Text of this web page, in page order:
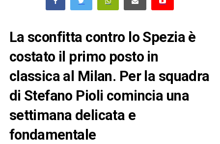
La sconfitta contro lo Spezia è
costato il primo posto in
classica al Milan. Per la squadra
di Stefano Pioli comincia una
settimana delicata e
fondamentale